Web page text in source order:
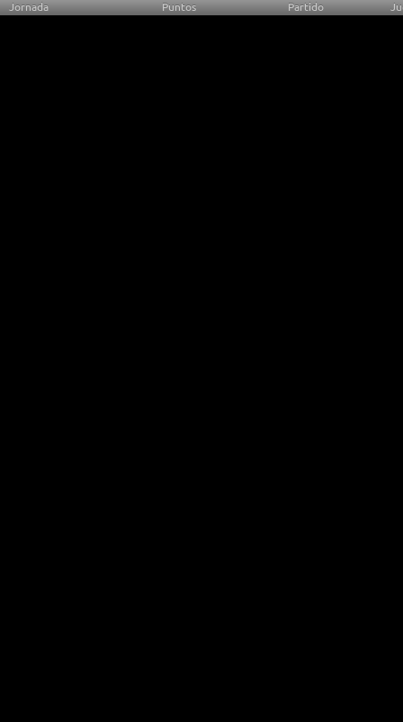
Jornada Puntos Partido